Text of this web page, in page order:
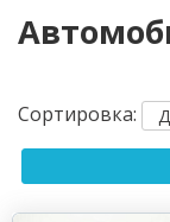
Сортировка: